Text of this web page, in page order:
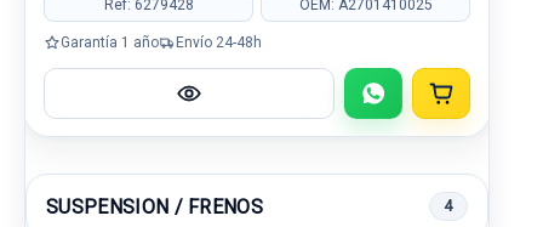
Ref: 6279428 OEM: A2701410025
Garantía 1 año Envío 24-48h
SUSPENSION / FRENOS 4